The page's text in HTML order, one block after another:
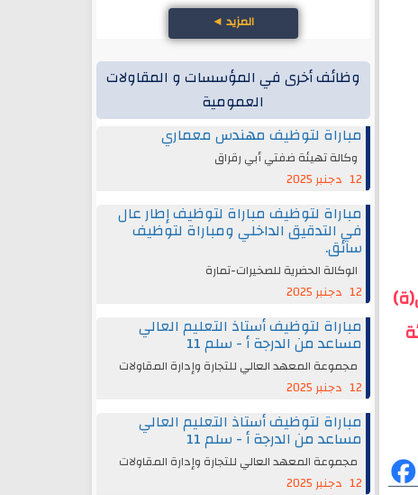
(01) رئيس(ة)
المزيد ◄
وظائف أخرى في المؤسسات و المقاولات
العمومية
مباراة لتوظيف مهندس معماري
وكالة تهيئة ضفتي أبي رقراق
12 دجنبر 2025
مباراة لتوظيف مباراة لتوظيف إطار عال
في التدقيق الداخلي ومباراة لتوظيف
سائق.
الوكالة الحضرية للصخيرات-تمارة
12 دجنبر 2025
مباراة لتوظيف أستاذ التعليم العالي
مساعد من الدرجة أ - سلم 11
مجموعة المعهد العالي للتجارة وإدارة المقاولات
12 دجنبر 2025
مباراة لتوظيف أستاذ التعليم العالي
مساعد من الدرجة أ - سلم 11
مجموعة المعهد العالي للتجارة وإدارة المقاولات
12 دجنبر 2025